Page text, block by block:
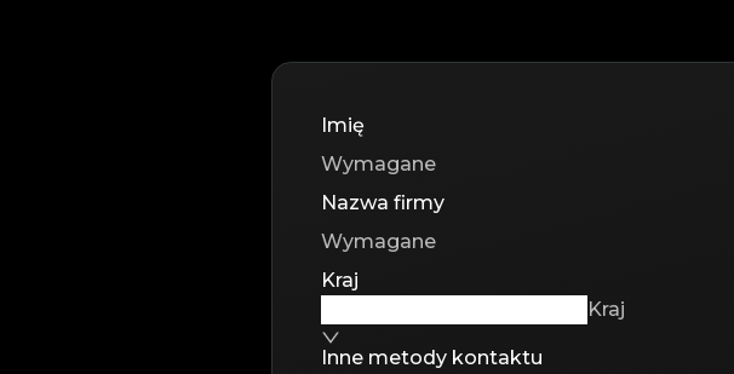
Imię
Nazwa firmy
Kraj
Kraj
Inne metody kontaktu